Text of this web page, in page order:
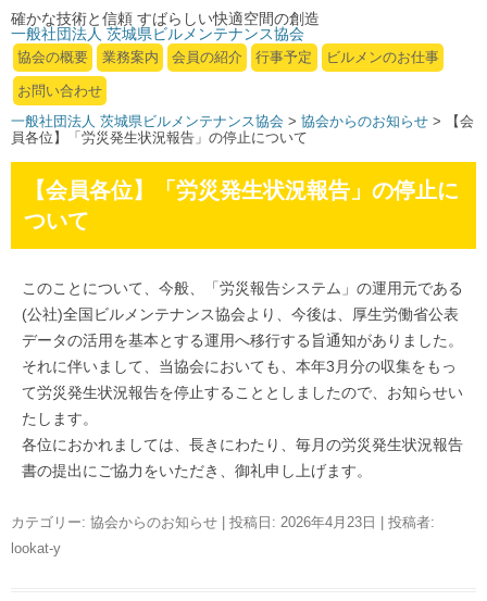
確かな技術と信頼 すばらしい快適空間の創造
一般社団法人 茨城県ビルメンテナンス協会
協会の概要 業務案内 会員の紹介 行事予定 ビルメンのお仕事
お問い合わせ
一般社団法人 茨城県ビルメンテナンス協会 > 協会からのお知らせ > 【会
員各位】「労災発生状況報告」の停止について
【会員各位】「労災発生状況報告」の停止に
ついて
このことについて、今般、「労災報告システム」の運用元である
(公社)全国ビルメンテナンス協会より、今後は、厚生労働省公表
データの活用を基本とする運用へ移行する旨通知がありました。
それに伴いまして、当協会においても、本年3月分の収集をもっ
て労災発生状況報告を停止することとしましたので、お知らせい
たします。
各位におかれましては、長きにわたり、毎月の労災発生状況報告
書の提出にご協力をいただき、御礼申し上げます。
カテゴリー: 協会からのお知らせ | 投稿日: 2026年4月23日
投稿者:
lookat-y